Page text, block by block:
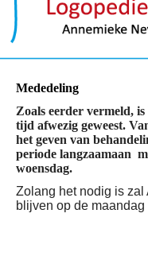
Mededeling
Zoals eerder vermeld,
tijd afwezig geweest.
het geven van
periode langzaamaan
woensdag.
Zolang het nodig is
blijven op de maandag